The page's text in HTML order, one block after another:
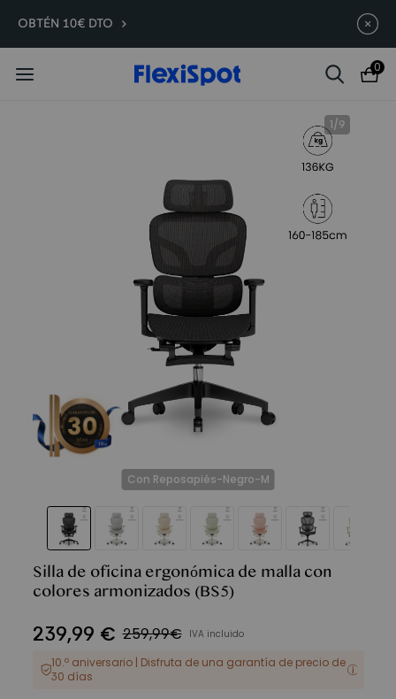
Compra antes, ahorra más | E7
Plus -200 €
: 42
0
1/9
Con Reposapiés-Negro-M
Silla de oficina ergonómica de malla con
colores armonizados (BS5)
239,99 € 259,99€ IVA incluido
10.º aniversario | Disfruta de una garantía de precio de
30 días
OBTÉN 10€ DTO